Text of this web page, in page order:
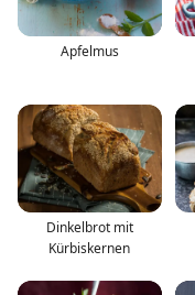
Apfelmus
Dinkelbrot mit
Kürbiskernen